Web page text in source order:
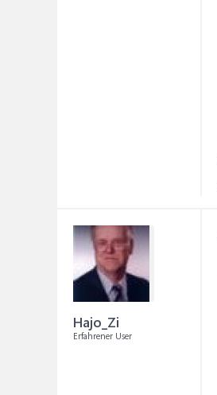
Hajo_Zi
Erfahrener User